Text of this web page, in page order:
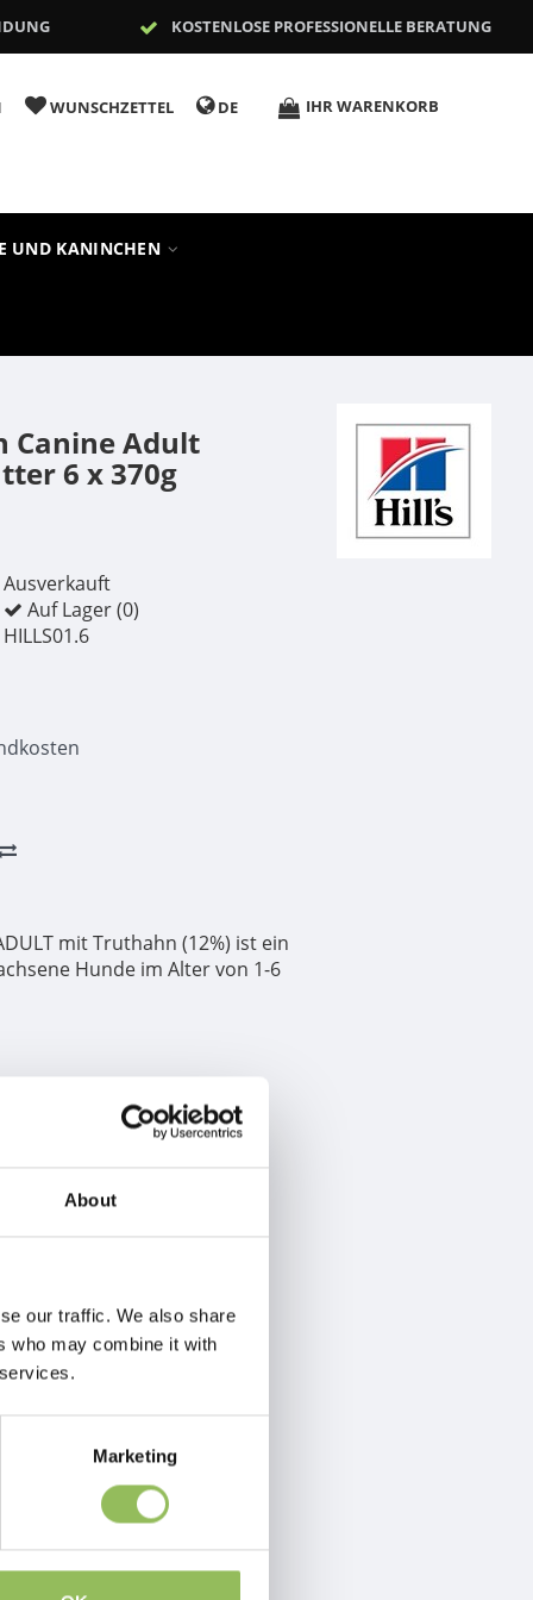
About
our traffic. We also share
who may combine it with
Marketing
KOSTENLOSE PROFESSIONELLE BERATUNG
WUNSCHZETTEL DE IHR WARENKORB
UND KANINCHEN
Canine Adult
6 x 370g
Ausverkauft
Auf Lager (0)
HILLS01.6
mit Truthahn (12%) ist ein
Hunde im Alter von 1-6